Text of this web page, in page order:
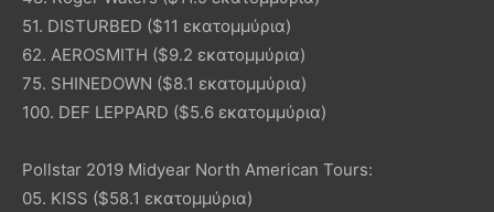
51. DISTURBED ($11 εκατομμύρια)
62. AEROSMITH ($9.2 εκατομμύρια)
75. SHINEDOWN ($8.1 εκατομμύρια)
100. DEF LEPPARD ($5.6 εκατομμύρια)
Pollstar 2019 Midyear North American Tours:
05. KISS ($58.1 εκατομμύρια)